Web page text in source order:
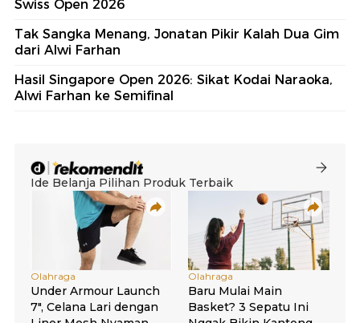
Swiss Open 2026
Tak Sangka Menang, Jonatan Pikir Kalah Dua Gim
dari Alwi Farhan
Hasil Singapore Open 2026: Sikat Kodai Naraoka,
Alwi Farhan ke Semifinal